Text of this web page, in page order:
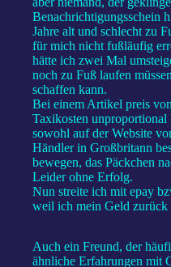
Benachrichtigungsschein
Jahre alt und schlecht zu
für mich nicht fußläufig
hätte ich zwei Mal
noch zu Fuß laufen
schaffen kann.
Bei einem Artikel preis
Taxikosten
sowohl auf der Website
Händler in Großbritann
bewegen, das Päckchen
Leider ohne Erfolg.
Nun streite ich mit epay
weil ich mein Geld
Auch ein Freund, der
ähnliche Erfahrungen mit